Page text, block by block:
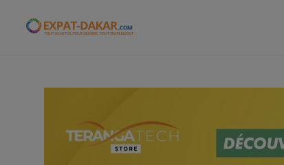
Expat-Dakar